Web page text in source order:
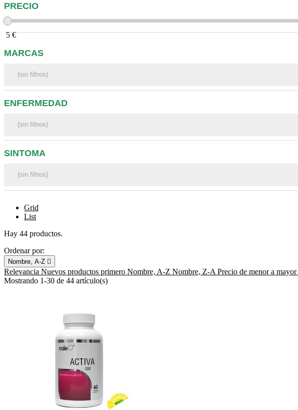
PRECIO
5 €
MARCAS
ENFERMEDAD
SINTOMA
Grid
List
Hay 44 productos.
Ordenar por:
Nombre, A-Z 
Relevancia Nuevos productos primero Nombre, A-Z Nombre, Z-A Precio de menor a mayor
Mostrando 1-30 de 44 artículo(s)